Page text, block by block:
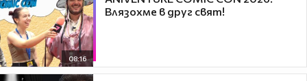
08:16
Влязохме в друг свят!